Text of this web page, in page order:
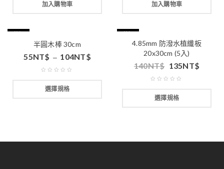
加入購物車 加入購物車
半圓木棒 30cm
55NT$ – 104NT$
選擇規格
4.85mm 防潑水植纖板
20x30cm (5入)
140NT$ 135NT$
選擇規格